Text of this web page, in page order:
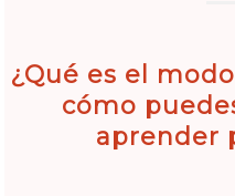
¿Qué es el
cómo
aprender